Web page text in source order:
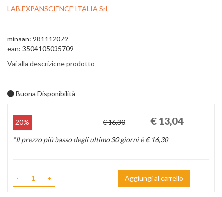
LAB.EXPANSCIENCE ITALIA Srl
minsan: 981112079
ean: 3504105035709
Vai alla descrizione prodotto
Buona Disponibilità
Sconto
del
20% € 16,30
Prezzo
scontato
€ 13,04
*Il prezzo più basso degli ultimo 30 giorni è € 16,30
- + Aggiungi al carrello